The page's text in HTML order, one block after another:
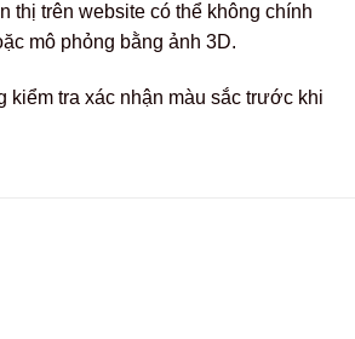
thị trên website có thể không chính
mô phỏng bằng ảnh 3D.
kiểm tra xác nhận màu sắc trước khi